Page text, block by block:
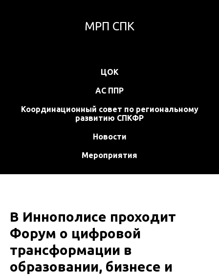
МРП СПК
ЦОК
АС ППР
Координационный совет по региональному
развитию СПКФР
Новости
Мероприятия
В Иннополисе проходит
Форум о цифровой
трансформации в
образовании, бизнесе и